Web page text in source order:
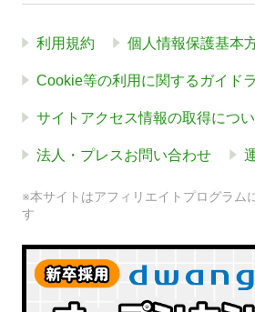
利用規約 個人情報保護基本
Cookie等の利用に関するガイド
サイトアクセス情報の取得につ
法人・プレスお問い合わせ
※本サイトはアフィリエイトプログラム
す